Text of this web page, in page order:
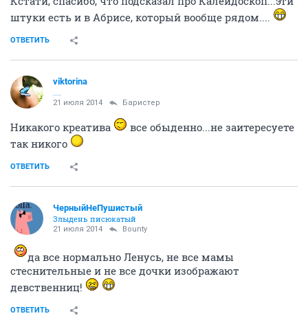
штуки есть и в Абрисе, который вообще рядом....
ОТВЕТИТЬ
viktorina
21 июля 2014 Баристер
Никакого креатива
все обыденно...не заитересуете
так никого
ОТВЕТИТЬ
ЧерныйНеПушистый
Злыдень писюкатый
21 июля 2014 Bounty
да все нормально Ленусь, не все мамы
стеснительные и не все дочки изображают
девственниц!
ОТВЕТИТЬ